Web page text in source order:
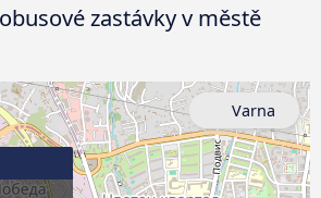
zastávky v městě
Varna